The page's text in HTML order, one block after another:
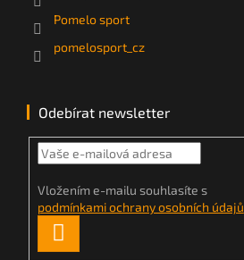
Pomelo sport
pomelosport_cz
Odebírat newsletter
Vložením e-mailu souhlasíte s
podmínkami ochrany osobních údajů
SE